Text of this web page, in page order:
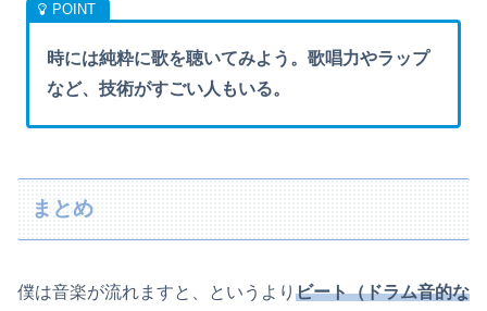
時には純粋に歌を聴いてみよう。歌唱力やラップ
など、技術がすごい人もいる。
まとめ
僕は音楽が流れますと、というより ビート（ドラム音的な